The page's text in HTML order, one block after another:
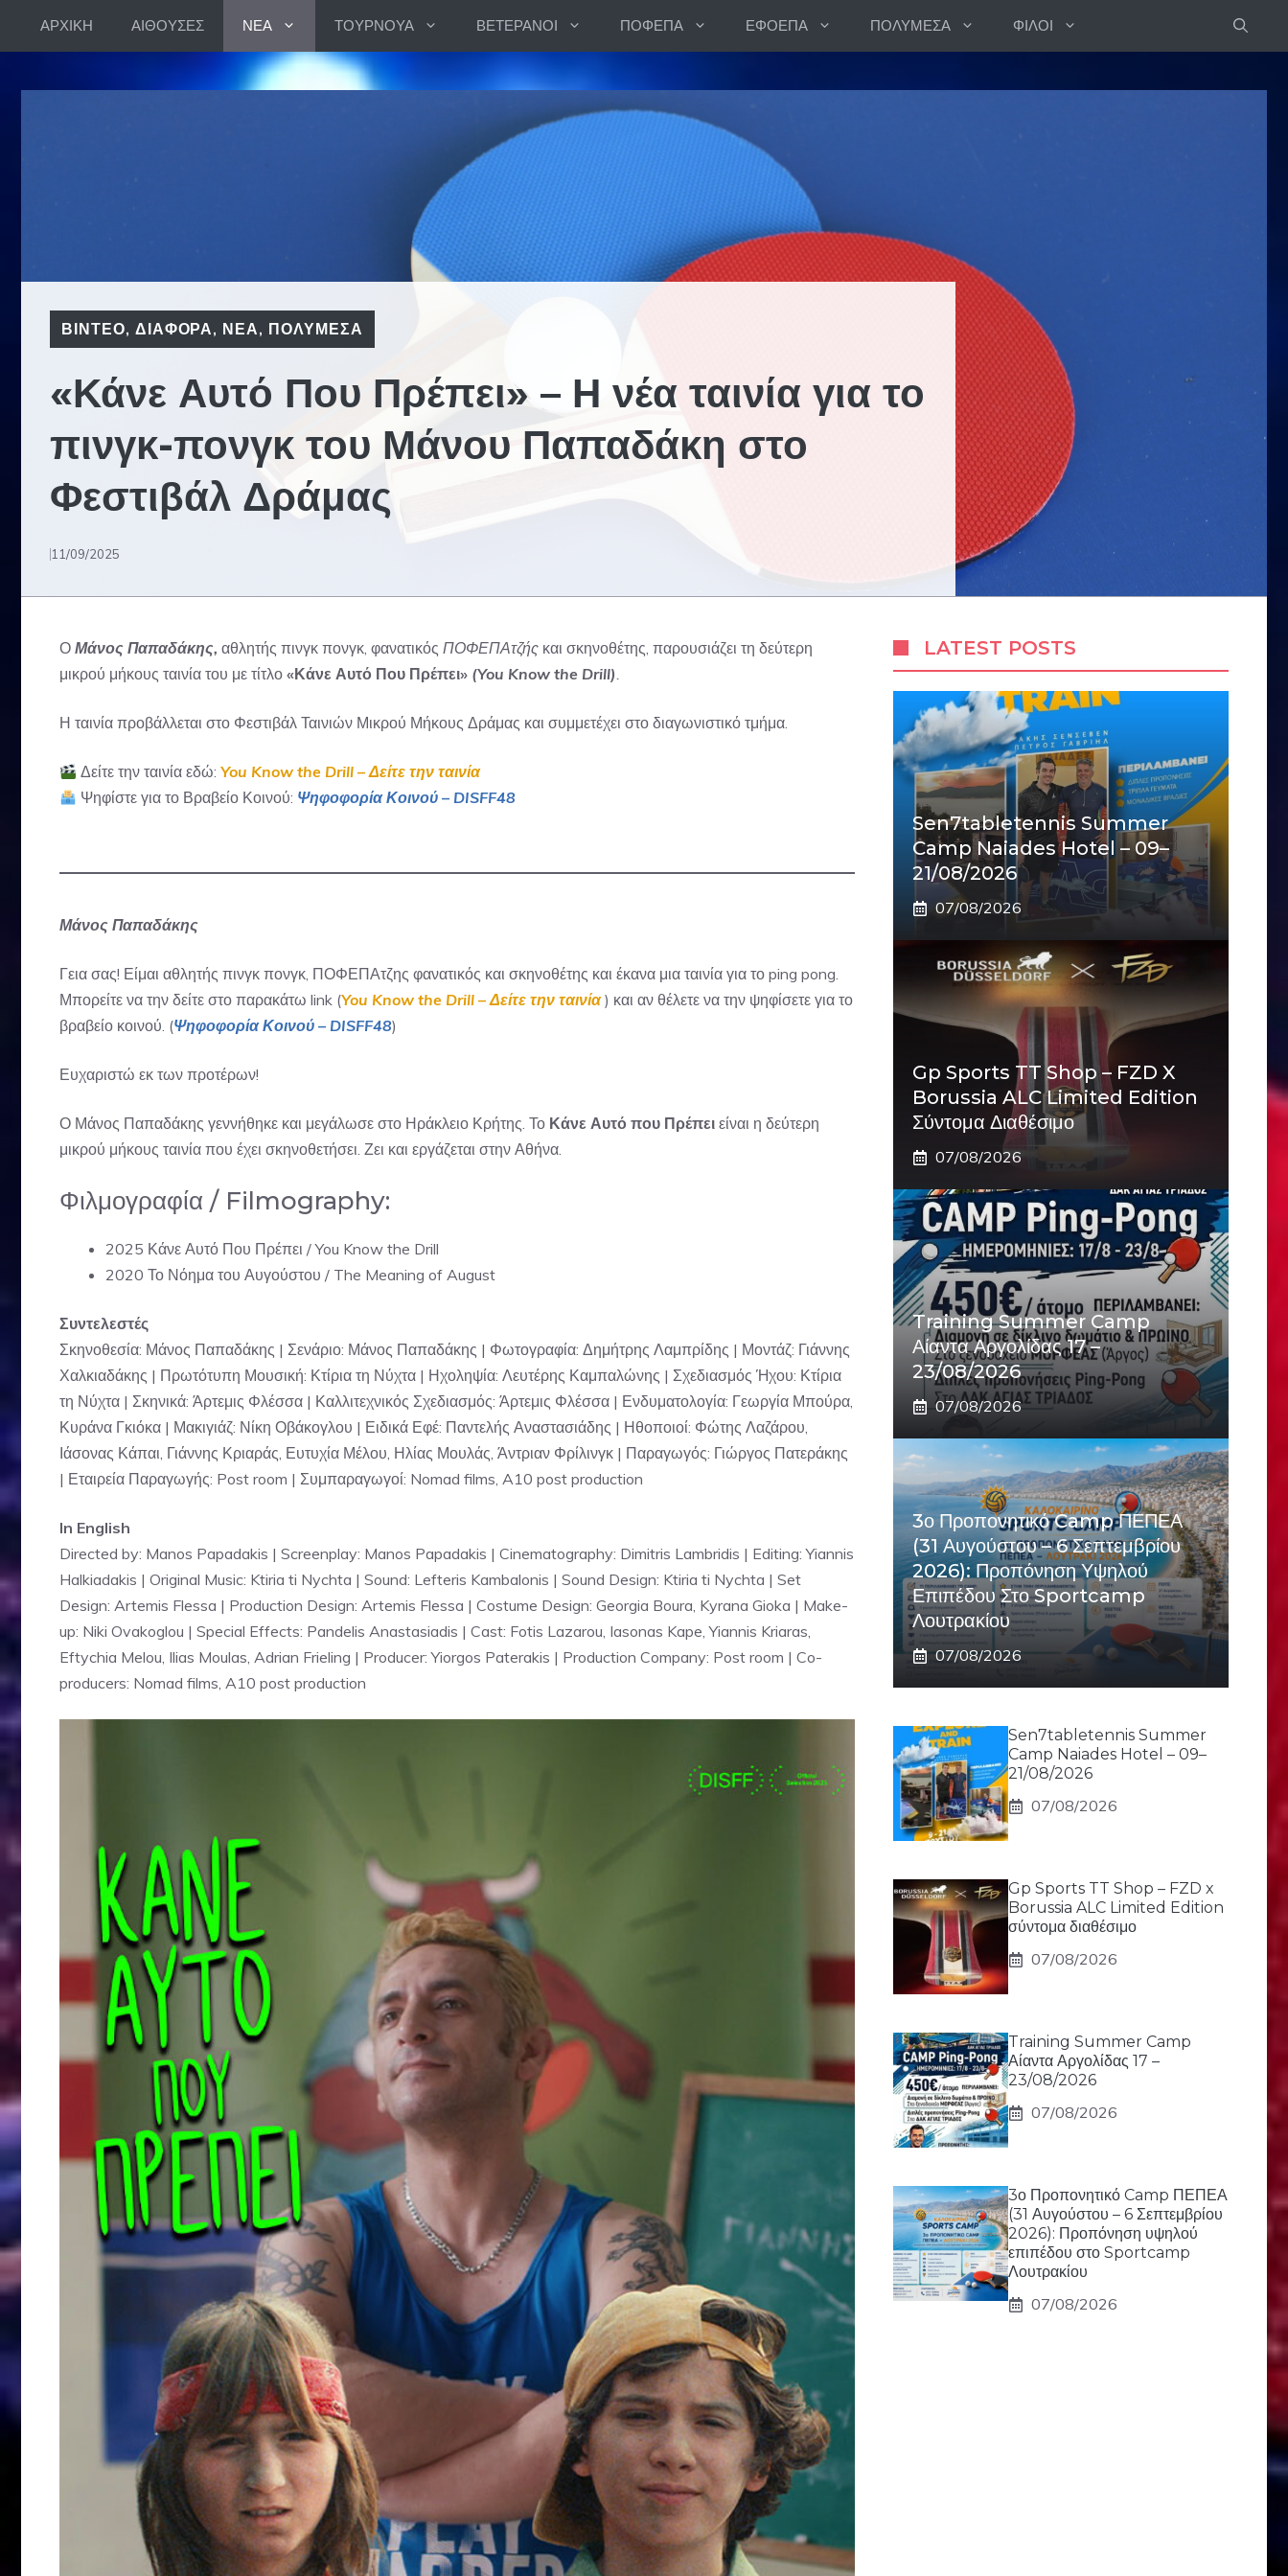
ΑΡΧΙΚΗ ΑΙΘΟΥΣΕΣ ΝΕΑ ΤΟΥΡΝΟΥΑ ΒΕΤΕΡΑΝΟΙ ΠΟΦΕΠΑ ΕΦΟΕΠΑ ΠΟΛΥΜΕΣΑ ΦΙΛΟΙ
ΒΙΝΤΕΟ, ΔΙΑΦΟΡΑ, ΝΕΑ, ΠΟΛΥΜΕΣΑ
«Κάνε Αυτό Που Πρέπει» – Η νέα ταινία για το
πινγκ-πονγκ του Μάνου Παπαδάκη στο
Φεστιβάλ Δράμας
11/09/2025
Ο Μάνος Παπαδάκης, αθλητής πινγκ πονγκ, φανατικός ΠΟΦΕΠΑτζής και σκηνοθέτης, παρουσιάζει τη δεύτερη
μικρού μήκους ταινία του με τίτλο «Κάνε Αυτό Που Πρέπει» (You Know the Drill).
Η ταινία προβάλλεται στο Φεστιβάλ Ταινιών Μικρού Μήκους Δράμας και συμμετέχει στο διαγωνιστικό τμήμα.
Δείτε την ταινία εδώ:You Know the Drill – Δείτε την ταινία
Ψηφίστε για το Βραβείο Κοινού: Ψηφοφορία Κοινού – DISFF48
Μάνος Παπαδάκης
Γεια σας! Είμαι αθλητής πινγκ πονγκ, ΠΟΦΕΠΑτζης φανατικός και σκηνοθέτης και έκανα μια ταινία για το ping pong.
Μπορείτε να την δείτε στο παρακάτω link (You Know the Drill – Δείτε την ταινία) και αν θέλετε να την ψηφίσετε για το
βραβείο κοινού. (Ψηφοφορία Κοινού – DISFF48)
Ευχαριστώ εκ των προτέρων!
Ο Μάνος Παπαδάκης γεννήθηκε και μεγάλωσε στο Ηράκλειο Κρήτης. Το Κάνε Αυτό που Πρέπει είναι η δεύτερη
μικρού μήκους ταινία που έχει σκηνοθετήσει. Ζει και εργάζεται στην Αθήνα.
Φιλμογραφία / Filmography:
2025 Κάνε Αυτό Που Πρέπει / You Know the Drill
2020 Το Νόημα του Αυγούστου / The Meaning of August
Συντελεστές
Σκηνοθεσία: Μάνος Παπαδάκης | Σενάριο: Μάνος Παπαδάκης | Φωτογραφία: Δημήτρης Λαμπρίδης | Μοντάζ: Γιάννης
Χαλκιαδάκης | Πρωτότυπη Μουσική: Κτίρια τη Νύχτα | Ηχοληψία: Λευτέρης Καμπαλώνης | Σχεδιασμός Ήχου: Κτίρια
τη Νύχτα | Σκηνικά: Άρτεμις Φλέσσα | Καλλιτεχνικός Σχεδιασμός: Άρτεμις Φλέσσα | Ενδυματολογία: Γεωργία Μπούρα,
Κυράνα Γκιόκα | Μακιγιάζ: Νίκη Οβάκογλου | Ειδικά Εφέ: Παντελής Αναστασιάδης | Ηθοποιοί: Φώτης Λαζάρου,
Ιάσονας Κάπαι, Γιάννης Κριαράς, Ευτυχία Μέλου, Ηλίας Μουλάς, Άντριαν Φρίλινγκ | Παραγωγός: Γιώργος Πατεράκης
| Εταιρεία Παραγωγής: Post room | Συμπαραγωγοί: Nomad films, A10 post production
In English
Directed by: Manos Papadakis | Screenplay: Manos Papadakis | Cinematography: Dimitris Lambridis | Editing: Yiannis
Halkiadakis | Original Music: Ktiria ti Nychta | Sound: Lefteris Kambalonis | Sound Design: Ktiria ti Nychta | Set
Design: Artemis Flessa | Production Design: Artemis Flessa | Costume Design: Georgia Boura, Kyrana Gioka | Make-
up: Niki Ovakoglou | Special Effects: Pandelis Anastasiadis | Cast: Fotis Lazarou, Iasonas Kape, Yiannis Kriaras,
Eftychia Melou, Ilias Moulas, Adrian Frieling | Producer: Yiorgos Paterakis | Production Company: Post room | Co-
producers: Nomad films, A10 post production
LATEST POSTS
Sen7tabletennis Summer
Camp Naiades Hotel – 09–
21/08/2026
07/08/2026
Gp Sports TT Shop – FZD X
Borussia ALC Limited Edition
Σύντομα Διαθέσιμο
07/08/2026
Training Summer Camp
Αίαντα Αργολίδας 17 –
23/08/2026
07/08/2026
3ο Προπονητικό Camp ΠΕΠΕΑ
(31 Αυγούστου – 6 Σεπτεμβρίου
2026): Προπόνηση Υψηλού
Επιπέδου Στο Sportcamp
Λουτρακίου
07/08/2026
Sen7tabletennis Summer
Camp Naiades Hotel – 09–
21/08/2026
07/08/2026
Gp Sports TT Shop – FZD x
Borussia ALC Limited Edition
σύντομα διαθέσιμο
07/08/2026
Training Summer Camp
Αίαντα Αργολίδας 17 –
23/08/2026
07/08/2026
3ο Προπονητικό Camp ΠΕΠΕΑ
(31 Αυγούστου – 6 Σεπτεμβρίου
2026): Προπόνηση υψηλού
επιπέδου στο Sportcamp
Λουτρακίου
07/08/2026